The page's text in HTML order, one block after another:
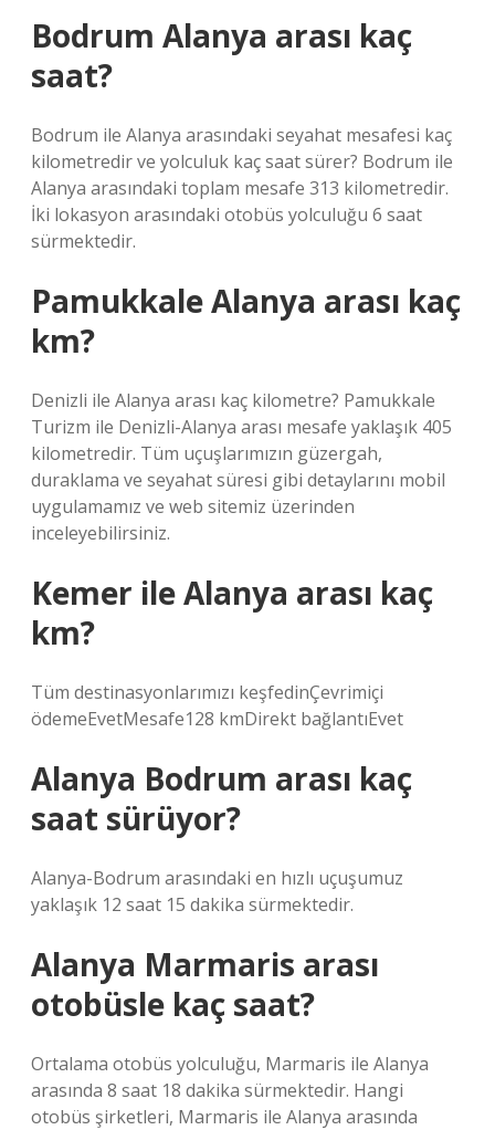
Bodrum Alanya arası kaç
saat?
Bodrum ile Alanya arasındaki seyahat mesafesi kaç
kilometredir ve yolculuk kaç saat sürer? Bodrum ile
Alanya arasındaki toplam mesafe 313 kilometredir.
İki lokasyon arasındaki otobüs yolculuğu 6 saat
sürmektedir.
Pamukkale Alanya arası kaç
km?
Denizli ile Alanya arası kaç kilometre? Pamukkale
Turizm ile Denizli-Alanya arası mesafe yaklaşık 405
kilometredir. Tüm uçuşlarımızın güzergah,
duraklama ve seyahat süresi gibi detaylarını mobil
uygulamamız ve web sitemiz üzerinden
inceleyebilirsiniz.
Kemer ile Alanya arası kaç
km?
Tüm destinasyonlarımızı keşfedinÇevrimiçi
ödemeEvetMesafe128 kmDirekt bağlantıEvet
Alanya Bodrum arası kaç
saat sürüyor?
Alanya-Bodrum arasındaki en hızlı uçuşumuz
yaklaşık 12 saat 15 dakika sürmektedir.
Alanya Marmaris arası
otobüsle kaç saat?
Ortalama otobüs yolculuğu, Marmaris ile Alanya
arasında 8 saat 18 dakika sürmektedir. Hangi
otobüs şirketleri, Marmaris ile Alanya arasında